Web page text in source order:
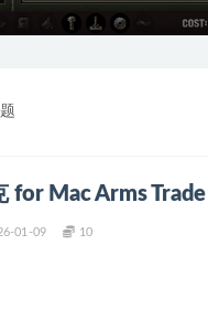
for Mac Arms
01-09 10